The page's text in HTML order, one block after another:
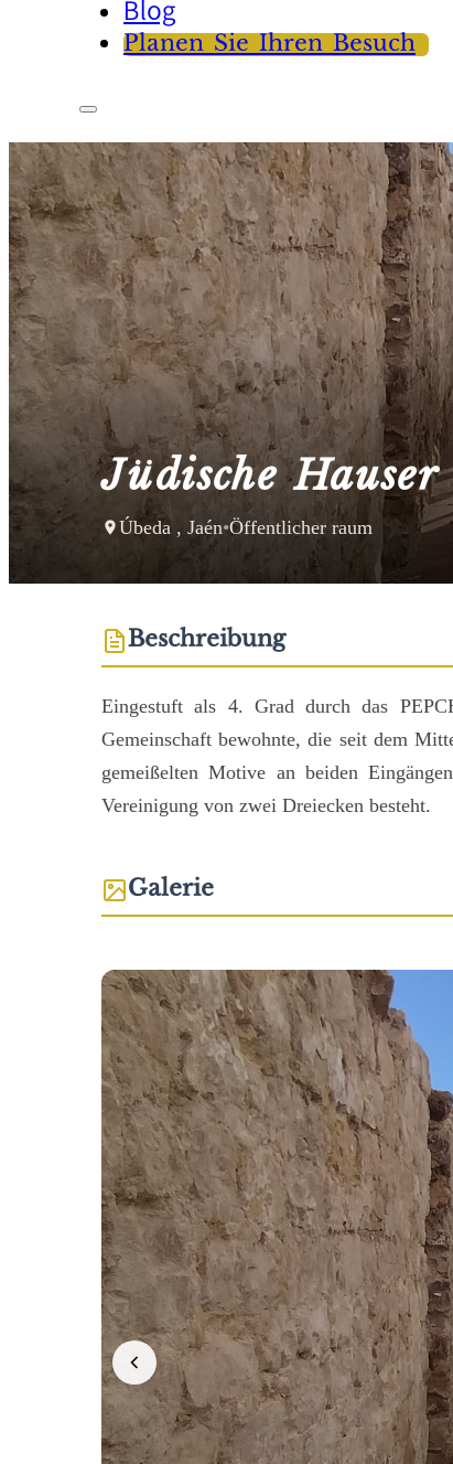
Blog
Planen Sie Ihren Besuch
Jüdische
Úbeda , Jaén•Öffentlicher raum
Beschreibung
Eingestuft als 4. Grad durch das
Gemeinschaft bewohnte, die seit dem
gemeißelten Motive an beiden
Vereinigung von zwei Dreiecken besteht.
Galerie